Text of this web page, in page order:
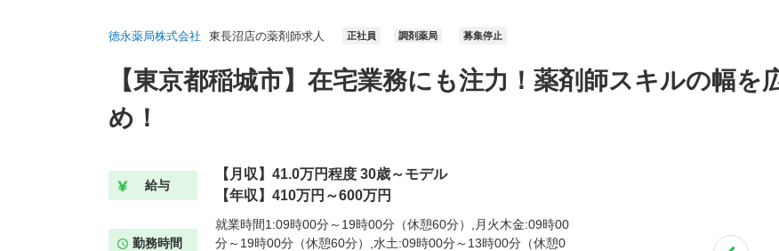
徳永薬局株式会社 東長沼店の薬剤師求人 正社員 調剤薬局 募集停止
【東京都稲城市】在宅業務にも注力！薬剤師スキルの幅を
め！
給与
【月収】41.0万円程度 30歳～モデル
【年収】410万円～600万円
勤務時間
就業時間1:09時00分～19時00分（休憩60分）,月火木金:09時00
分～19時00分（休憩60分）,水土:09時00分～13時00分（休憩0